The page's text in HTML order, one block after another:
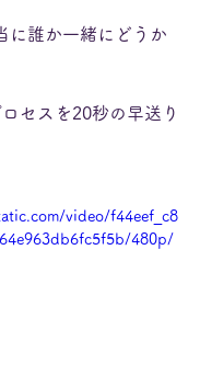
に誰か一緒にどうか
セスを20秒の早送り
video/f44eef_c8
480p/